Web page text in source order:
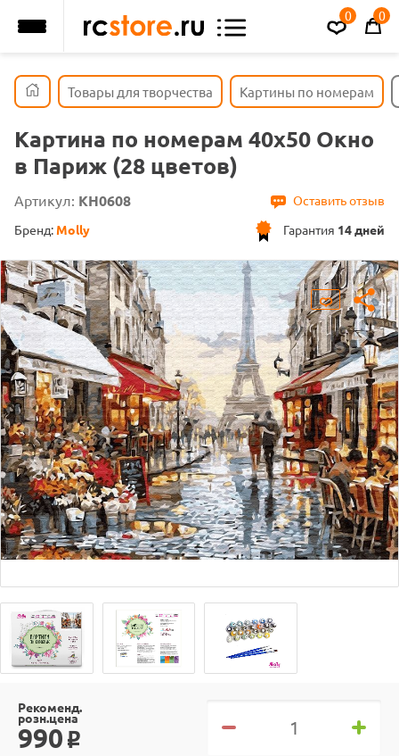
0 0
Товары для творчества Картины по номерам
Картина по номерам 40х50 Окно
в Париж (28 цветов)
Артикул: KH0608
Оставить отзыв
Гарантия 14 дней
Бренд: Molly
Рекоменд.
розн.цена
990 o